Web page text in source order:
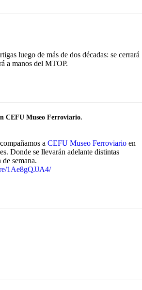
luego de más de dos décadas: se cerrará
a manos del MTOP.
CEFU Museo Ferroviario.
a CEFU Museo Ferroviario en
Donde se llevarán adelante distintas
semana.
1Ae8gQJJA4/